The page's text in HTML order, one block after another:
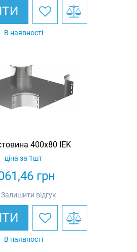
В наявності
400х80 IEK
грн
ціна за 1шт
Залишити відгук
В наявності